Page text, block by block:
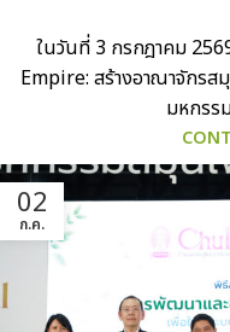
ในวันที่ 3 กรกฎาคม
Empire: สร้างอาณาจักรส
มหกรร
02
ก.ค.